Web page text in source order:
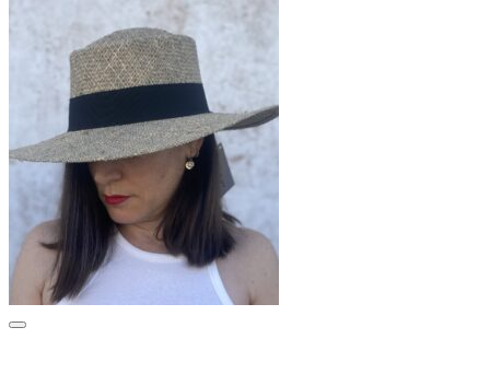
múltiples
variantes.
opciones
pueden
elegir
página
de
producto